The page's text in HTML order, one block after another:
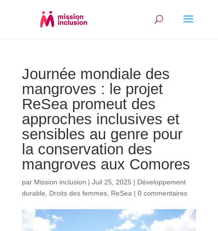
Journée mondiale des
mangroves : le projet
ReSea promeut des
approches inclusives et
sensibles au genre pour
la conservation des
mangroves aux Comores
par Mission inclusion | Juil 25, 2025 | Développement
durable
Droits des femmes, ReSea | 0 commentaires